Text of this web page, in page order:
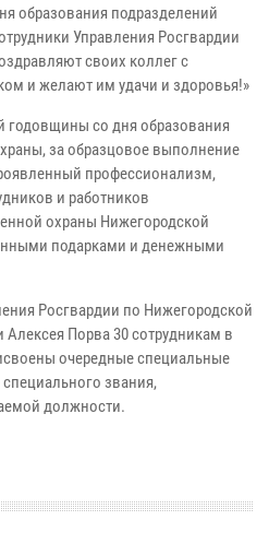
образования подразделений
Управления Росгвардии
своих коллег с
и желают им удачи и здоровья!»
годовщины со дня образования
за образцовое выполнение
профессионализм,
и работников
охраны Нижегородской
подарками и денежными
Росгвардии по Нижегородской
Порва 30 сотрудникам в
очередные специальные
звания,
должности.